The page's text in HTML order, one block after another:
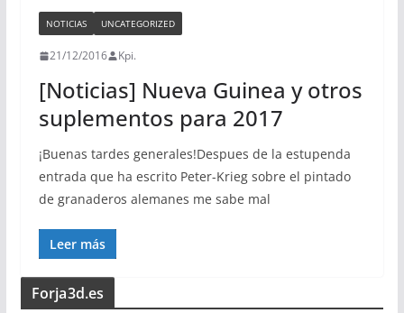
NOTICIAS UNCATEGORIZED
21/12/2016 Kpi.
[Noticias] Nueva Guinea y otros
suplementos para 2017
¡Buenas tardes generales!Despues de la estupenda
entrada que ha escrito Peter-Krieg sobre el pintado
de granaderos alemanes me sabe mal
Leer más
Forja3d.es